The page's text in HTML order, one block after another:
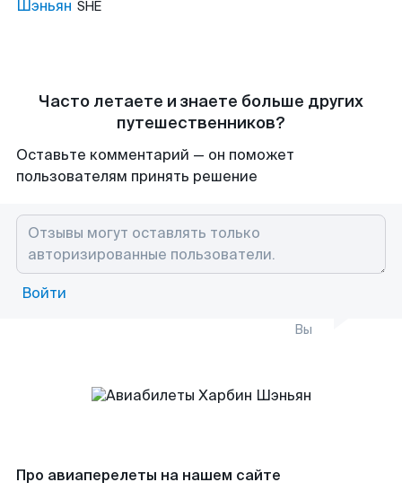
Шэньян SHE
Часто летаете и знаете больше других
путешественников?
Оставьте комментарий — он поможет
пользователям принять решение
Войти
Вы
Про авиаперелеты на нашем сайте